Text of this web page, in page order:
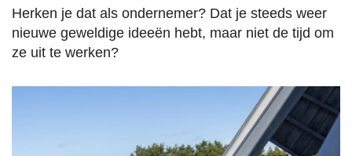
Herken je dat als ondernemer? Dat je steeds weer
nieuwe geweldige ideeën hebt, maar niet de tijd om
ze uit te werken?